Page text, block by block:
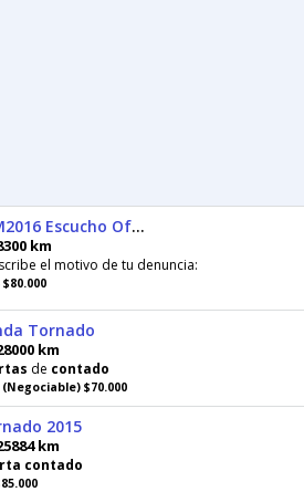
Tornado M2016 Escucho Oferta de Contado
km
el motivo de tu denuncia:
$80.000
Tornado
km
de contado
(Negociable) $70.000
2015
km
contado